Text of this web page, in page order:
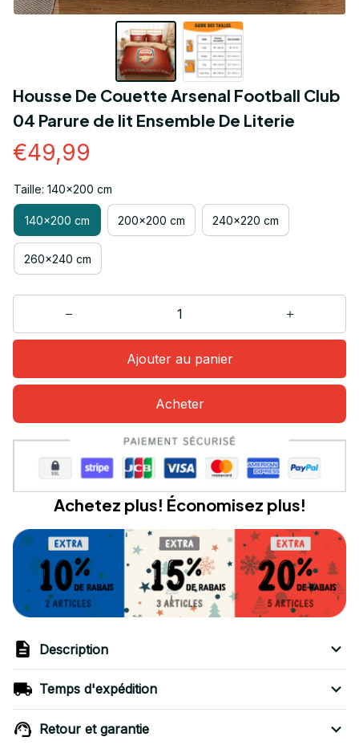
Housse De Couette Arsenal Football Club
04 Parure de lit Ensemble De Literie
€49,99
Taille: 140x200 cm
140x200 cm 200x200 cm 240x220 cm
260x240 cm
Ajouter au panier
Acheter
Achetez plus! Économisez plus!
Description
Temps d'expédition
Retour et garantie